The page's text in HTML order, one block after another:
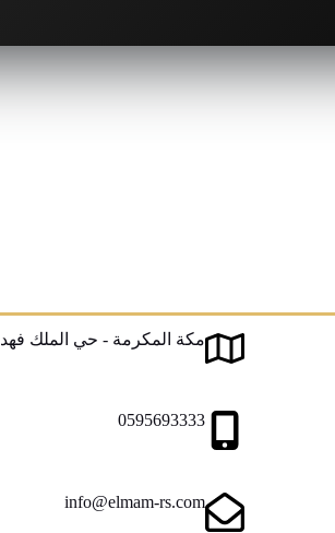
مكة المكرمة - حي الملك فهد
0595693333
info@elmam-rs.com